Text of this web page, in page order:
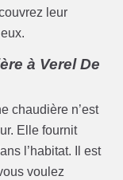
leur
à Verel De
chaudière n’est
Elle fournit
l’habitat. Il est
voulez